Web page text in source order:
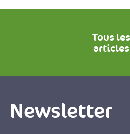
Tous les
articles
Newsletter